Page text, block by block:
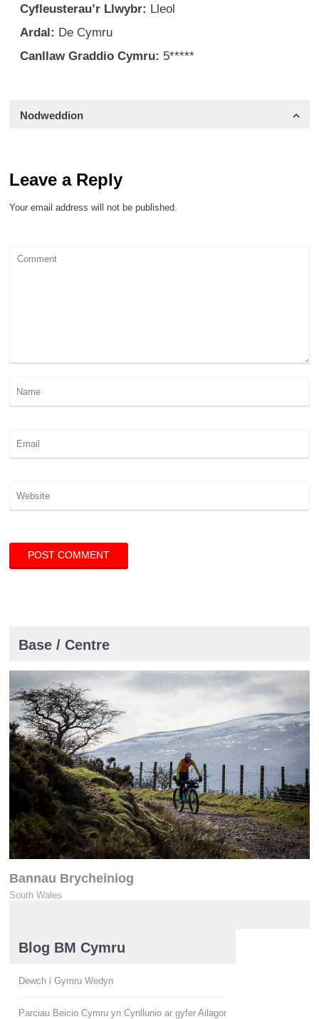
Cyfleusterau’r Llwybr: Lleol
Ardal: De Cymru
Canllaw Graddio Cymru: 5*****
Nodweddion
Leave a Reply
Your email address will not be published.
Base / Centre
Bannau Brycheiniog
South Wales
Blog BM Cymru
Dewch i Gymru Wedyn
Parciau Beicio Cymru yn Cynllunio ar gyfer Ailagor